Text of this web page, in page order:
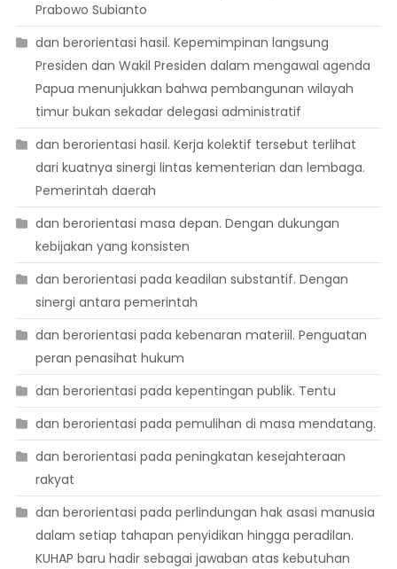
Prabowo Subianto
dan berorientasi hasil. Kepemimpinan langsung
Presiden dan Wakil Presiden dalam mengawal agenda
Papua menunjukkan bahwa pembangunan wilayah
timur bukan sekadar delegasi administratif
dan berorientasi hasil. Kerja kolektif tersebut terlihat
dari kuatnya sinergi lintas kementerian dan lembaga.
Pemerintah daerah
dan berorientasi masa depan. Dengan dukungan
kebijakan yang konsisten
dan berorientasi pada keadilan substantif. Dengan
sinergi antara pemerintah
dan berorientasi pada kebenaran materiil. Penguatan
peran penasihat hukum
dan berorientasi pada kepentingan publik. Tentu
dan berorientasi pada pemulihan di masa mendatang.
dan berorientasi pada peningkatan kesejahteraan
rakyat
dan berorientasi pada perlindungan hak asasi manusia
dalam setiap tahapan penyidikan hingga peradilan.
KUHAP baru hadir sebagai jawaban atas kebutuhan